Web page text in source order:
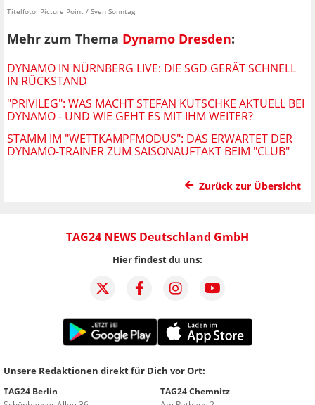
Titelfoto: Picture Point / Sven Sonntag
Mehr zum Thema Dynamo Dresden:
DYNAMO IN NÜRNBERG LIVE: DIE SGD GERÄT SCHNELL
IN RÜCKSTAND
"PRIVILEG": WAS MACHT STEFAN KUTSCHKE AKTUELL BEI
DYNAMO - UND WIE GEHT ES MIT IHM WEITER?
STAMM IM "WETTKAMPFMODUS": DAS ERWARTET DER
DYNAMO-TRAINER ZUM SAISONAUFTAKT BEIM "CLUB"
Zurück zur Übersicht
TAG24 NEWS Deutschland GmbH
Hier findest du uns:
Unsere Redaktionen direkt für Dich vor Ort:
TAG24 Berlin
TAG24 Chemnitz